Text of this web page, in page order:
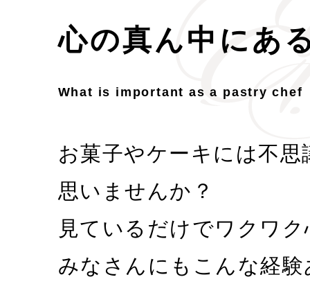
心の真ん中にあ
What is important as a pastry chef
お菓子やケーキには不
思いませんか？
見ているだけでワクワ
みなさんにもこんな経